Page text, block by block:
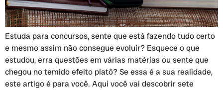
Estuda para concursos, sente que está fazendo tudo certo
e mesmo assim não consegue evoluir? Esquece o que
estudou, erra questões em várias matérias ou sente que
chegou no temido efeito platô? Se essa é a sua realidade,
este artigo é para você. Aqui você vai descobrir sete